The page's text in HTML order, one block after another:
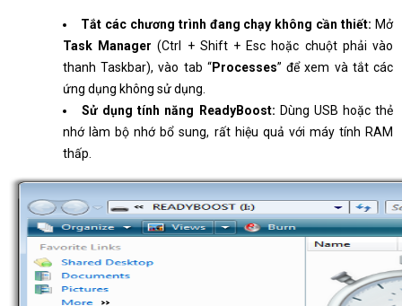
Tắt các chương trình đang chạy không cần thiết: Mở
Task Manager (Ctrl + Shift + Esc hoặc chuột phải vào
thanh Taskbar), vào tab “Processes” để xem và tắt các
ứng dụng không sử dụng.
Sử dụng tính năng
ReadyBoost: Dùng USB hoặc thẻ
nhớ làm bộ nhớ bổ sung, rất hiệu quả với máy tính RAM
thấp.